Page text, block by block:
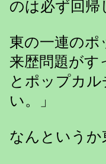
のは必ず回帰
東の一連の
来歴問題がす
とポップカ
い。」
なんというか